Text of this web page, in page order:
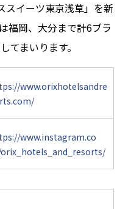
スイーツ東京浅草」を新
福岡、大分まで計6ブラ
てまいります。
www.orixhotelsandre
www.instagram.co